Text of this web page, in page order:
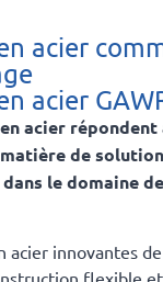
acier
acier
acier répondent
de
le domaine
acier innovantes